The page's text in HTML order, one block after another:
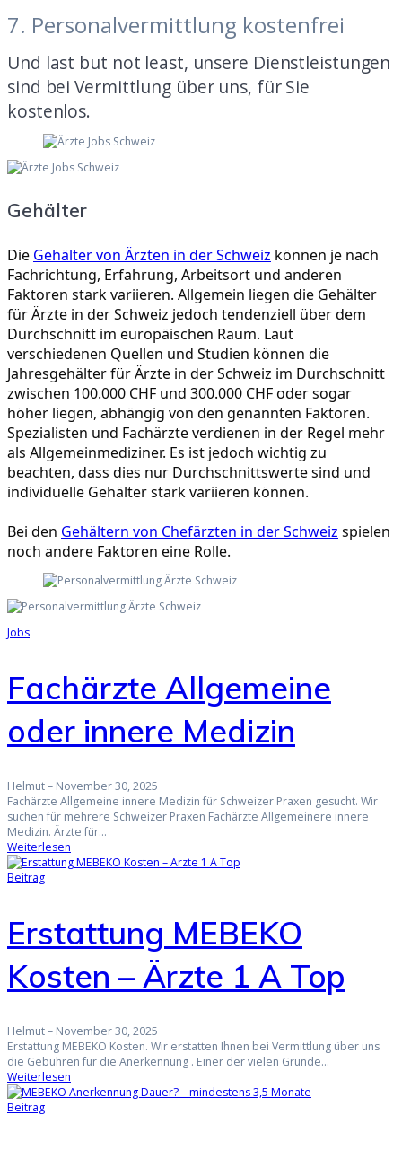
7. Personalvermittlung kostenfrei
Und last but not least, unsere Dienstleistungen
sind bei Vermittlung über uns, für Sie
kostenlos.
Gehälter
Die Gehälter von Ärzten in der Schweiz können je nach
Fachrichtung, Erfahrung, Arbeitsort und anderen
Faktoren stark variieren. Allgemein liegen die Gehälter
für Ärzte in der Schweiz jedoch tendenziell über dem
Durchschnitt im europäischen Raum. Laut
verschiedenen Quellen und Studien können die
Jahresgehälter für Ärzte in der Schweiz im Durchschnitt
zwischen 100.000 CHF und 300.000 CHF oder sogar
höher liegen, abhängig von den genannten Faktoren.
Spezialisten und Fachärzte verdienen in der Regel mehr
als Allgemeinmediziner. Es ist jedoch wichtig zu
beachten, dass dies nur Durchschnittswerte sind und
individuelle Gehälter stark variieren können.
Bei den Gehältern von Chefärzten in der Schweiz spielen
noch andere Faktoren eine Rolle.
Jobs
Fachärzte Allgemeine
oder innere Medizin
Helmut– November 30, 2025
Fachärzte Allgemeine innere Medizin für Schweizer Praxen gesucht. Wir
suchen für mehrere Schweizer Praxen Fachärzte Allgemeinere innere
Medizin. Ärzte für…
Weiterlesen
Beitrag
Erstattung MEBEKO
Kosten – Ärzte 1 A Top
Helmut– November 30, 2025
Erstattung MEBEKO Kosten. Wir erstatten Ihnen bei Vermittlung über uns
die Gebühren für die Anerkennung . Einer der vielen Gründe…
Weiterlesen
Beitrag